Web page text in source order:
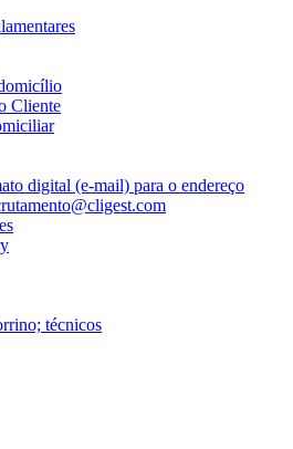
Cliente
digital (e-mail) para o endereço
técnicos